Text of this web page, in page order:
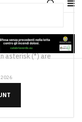
asterisk (*) are
2026